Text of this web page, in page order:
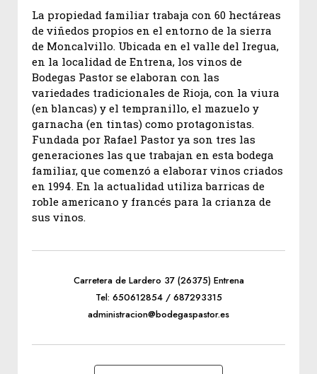
La propiedad familiar trabaja con 60 hectáreas
de viñedos propios en el entorno de la sierra
de Moncalvillo. Ubicada en el valle del Iregua,
en la localidad de Entrena, los vinos de
Bodegas Pastor se elaboran con las
variedades tradicionales de Rioja, con la viura
(en blancas) y el tempranillo, el mazuelo y
garnacha (en tintas) como protagonistas.
Fundada por Rafael Pastor ya son tres las
generaciones las que trabajan en esta bodega
familiar, que comenzó a elaborar vinos criados
en 1994. En la actualidad utiliza barricas de
roble americano y francés para la crianza de
sus vinos.
Carretera de Lardero 37 (26375) Entrena
Tel: 650612854 / 687293315
administracion@bodegaspastor.es